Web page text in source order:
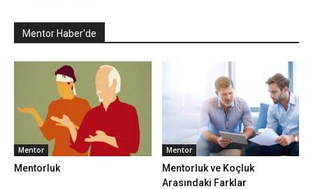
Mentor Haber'de
Mentor
Mentorluk
Mentor
Mentorluk ve Koçluk
Arasındaki Farklar